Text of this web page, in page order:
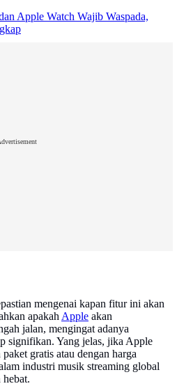
Apple Watch Wajib Waspada,
mengenai kapan fitur ini akan
apakah Apple akan
jalan, mengingat adanya
signifikan. Yang jelas, jika Apple
gratis atau dengan harga
industri musik streaming global
hebat.